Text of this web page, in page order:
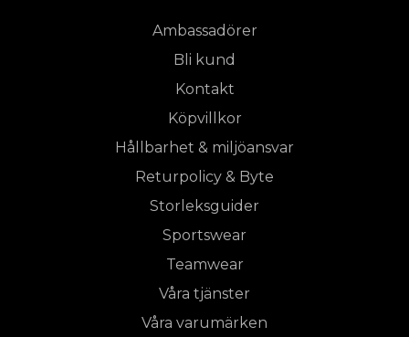
Ambassadörer
Bli kund
Kontakt
Köpvillkor
Hållbarhet & miljöansvar
Returpolicy & Byte
Storleksguider
Sportswear
Teamwear
Våra tjänster
Våra varumärken